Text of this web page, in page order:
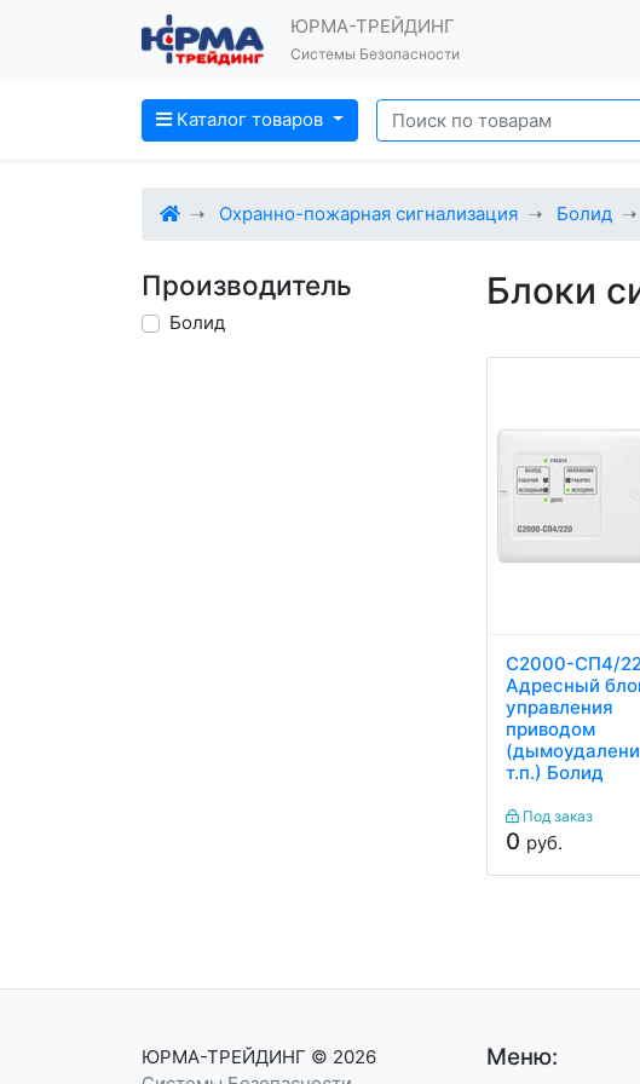
ЮРМА-ТРЕЙДИНГ
Системы Безопасности
Каталог товаров
Охранно-пожарная сигнализация Болид
Производитель
Болид
Блоки
С2000-СП4/
Адресный
управления
приводом
т.п.) Болид
Под заказ
0 руб.
ЮРМА-ТРЕЙДИНГ © 2026
Меню: